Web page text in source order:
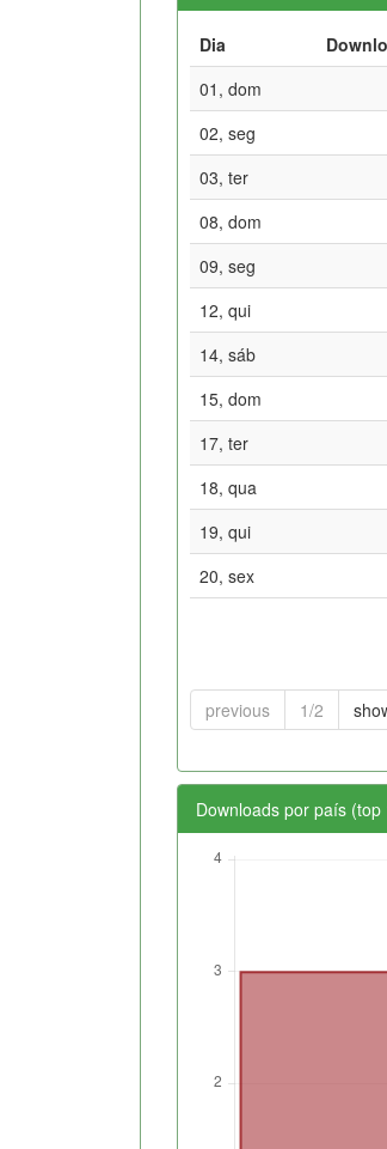
Dia
01, dom
02, seg
03, ter
08, dom
09, seg
12, qui
14, sáb
15, dom
17, ter
18, qua
19, qui
20, sex
previous 1/2
Downloads por país (top